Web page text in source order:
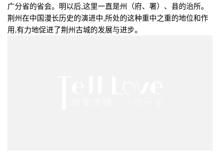
广分省的省会。明以后,这里一直是州（府、署）、县的治所。
荆州在中国漫长历史的演进中,所处的这种重中之重的地位和作
用,有力地促进了荆州古城的发展与进步。